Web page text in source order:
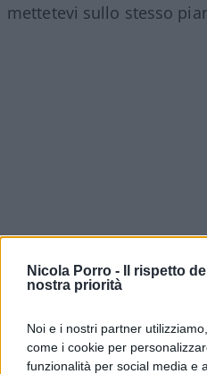
Nicola Porro -
Il rispetto
nostra priorità
Noi e i nostri partner
come i cookie per
funzionalità per social media e
mettetevi sullo stesso